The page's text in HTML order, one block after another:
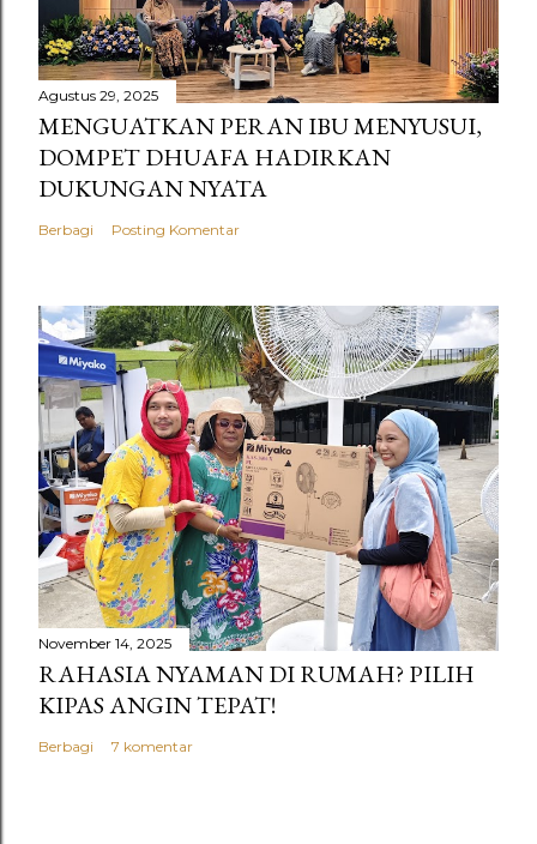
Agustus 29, 2025
MENGUATKAN PERAN IBU MENYUSUI,
DOMPET DHUAFA HADIRKAN
DUKUNGAN NYATA
Berbagi Posting Komentar
November 14, 2025
RAHASIA NYAMAN DI RUMAH? PILIH
KIPAS ANGIN TEPAT!
Berbagi 7 komentar